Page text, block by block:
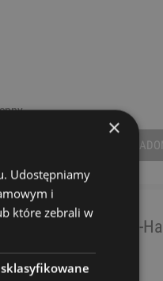
Maszynka Hi-Ha
×
Udostępniamy
i
które zebrali w